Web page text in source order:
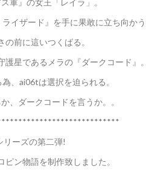
軍』の女王「レイラ」。
イザード』を手に果敢に立ち向か
の前に這いつくばる。
護星であるメラの『ダークコード』
、ai06tは選択を迫られる。
、ダークコードを言うか。。
リーズの第二弾!
ン物語を制作致しました。